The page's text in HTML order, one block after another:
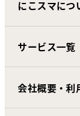
にこスマにつ
サービス一覧
会社概要・利